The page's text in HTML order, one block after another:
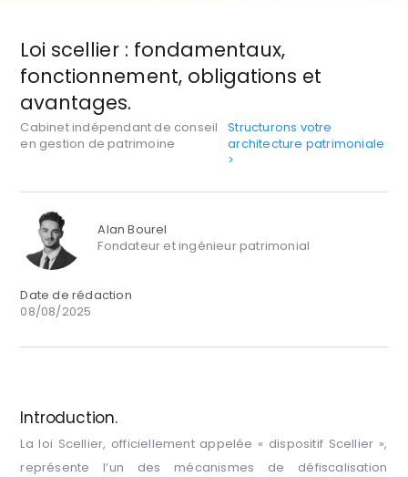
Loi scellier : fondamentaux,
fonctionnement, obligations et
avantages.
Cabinet indépendant de conseil
en gestion de patrimoine
Structurons votre
architecture patrimoniale
>
Alan Bourel
Fondateur et ingénieur patrimonial
Date de rédaction
08/08/2025
Introduction.
La loi Scellier, officiellement appelée « dispositif Scellier »,
représente l’un des mécanismes de défiscalisation